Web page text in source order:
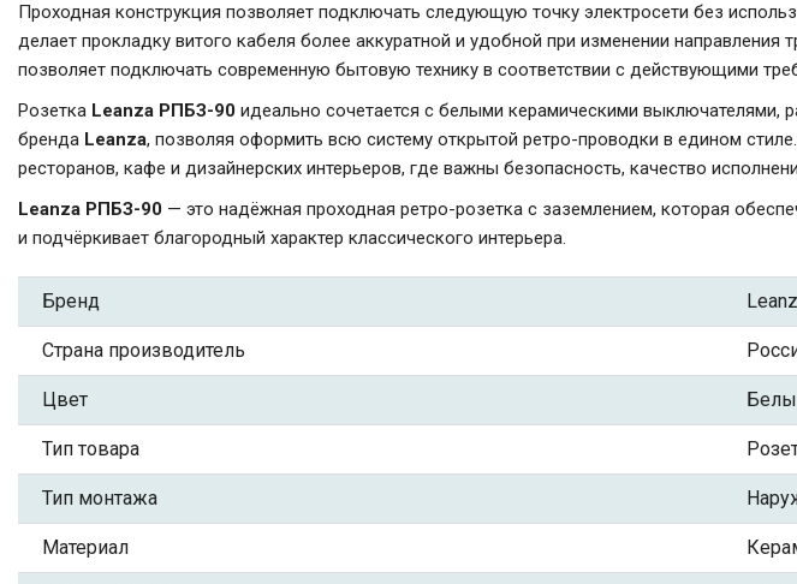
Проходная конструкция позволяет подключать следующую точку электросети без
делает прокладку витого кабеля более аккуратной и удобной при изменении направления
позволяет подключать современную бытовую технику в соответствии с действующими
Розетка Leanza РПБЗ-90 идеально сочетается с белыми керамическими выключателями,
бренда Leanza, позволяя оформить всю систему открытой ретро-проводки в едином
ресторанов, кафе и дизайнерских интерьеров, где важны безопасность, качество
Leanza РПБЗ-90 — это надёжная проходная ретро-розетка с заземлением, которая
и подчёркивает благородный характер классического интерьера.
Бренд
Страна производитель
Цвет
Тип товара
Тип монтажа
Материал